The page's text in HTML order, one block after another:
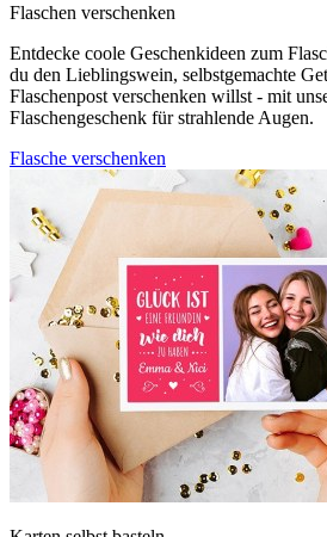
Flaschen verschenken
Entdecke coole Geschenkideen zum
du den Lieblingswein, selbstgemachte
Flaschenpost verschenken willst - mit
Flaschengeschenk für strahlende Augen.
Flasche verschenken